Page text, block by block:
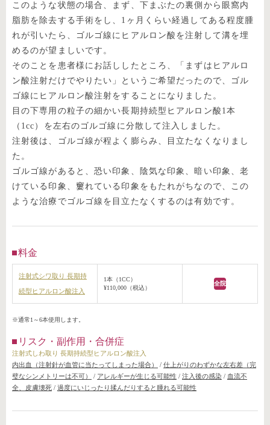
このような状態の場合、まず、下まぶたの裏側から眼窩内
脂肪を除去する手術をし、1ヶ月くらい経過してある程度腫
れが引いたら、ゴルゴ線にヒアルロン酸を注射して溝を埋
めるのが望ましいです。
そのことを患者様にお話ししたところ、「まずはヒアルロ
ン酸注射だけでやりたい」というご希望だったので、ゴル
ゴ線にヒアルロン酸注射をすることになりました。
目の下専用の粒子の細かい長期持続型ヒアルロン酸1本
（1cc）を左右のゴルゴ線に分散して注入しました。
注射後は、ゴルゴ線が程よく膨らみ、目立たなくなりまし
た。
ゴルゴ線があると、恐い印象、陰気な印象、暗い印象、老
けている印象、窶れている印象をもたれがちなので、この
ような治療でゴルゴ線を目立たなくするのは有効です。
料金
注射式シワ取り 長期持
続型ヒアルロン酸注入
1本（1CC）
¥110,000（税込）
全院
※通常1～6本使用します。
リスク・副作用・合併症
注射式しわ取り 長期持続型ヒアルロン酸注入
内出血（注射針が血管に当たってしまった場合）
/ 仕上がりのわずかな左右差（完
璧なシンメトリーは不可）
/ アレルギーが生じる可能性 / 注入後の感染 / 血流不
全、皮膚壊死 / 過度にいじったり揉んだりすると腫れる可能性